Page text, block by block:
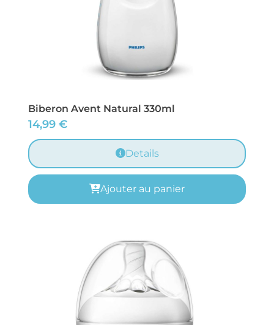
Biberon Avent Natural 330ml
14,99 €
Details
Ajouter au panier